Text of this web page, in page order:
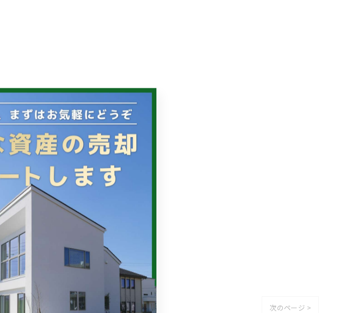
一覧に戻る 次のページ >